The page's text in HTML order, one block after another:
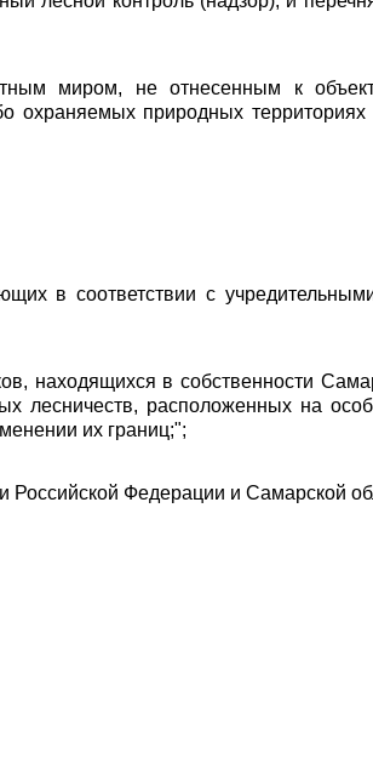
миром, не отнесенным к
охраняемых природных территориях
в соответствии с
находящихся в собственности
лесничеств, расположенных на
их границ;";
Федерации и Самарской